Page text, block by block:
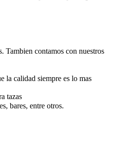
Tambien contamos con nuestros
la calidad siempre es lo mas
tazas
bares, entre otros.